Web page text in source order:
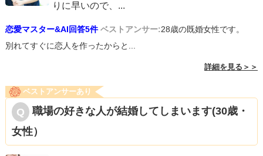
りに早いので、 ...
恋愛マスター&AI回答5件 ベストアンサー:28歳の既婚女性です。
別れてすぐに恋人を作ったからと...
詳細を見る＞＞
ベストアンサーあり
職場の好きな人が結婚してしまいます(30歳・
女性）